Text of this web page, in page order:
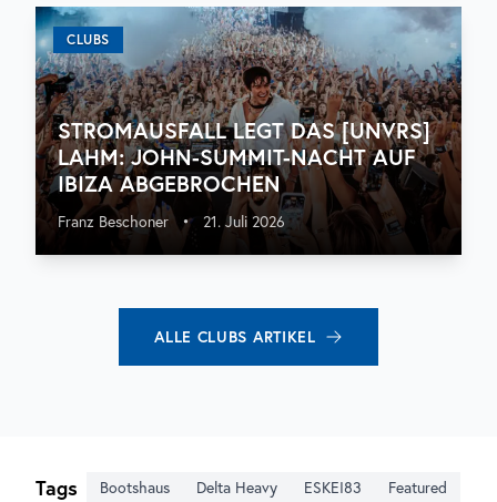
CLUBS
STROMAUSFALL LEGT DAS [UNVRS]
LAHM: JOHN-SUMMIT-NACHT AUF
IBIZA ABGEBROCHEN
Franz Beschoner • 21. Juli 2026
ALLE CLUBS ARTIKEL
Tags Bootshaus Delta Heavy ESKEI83 Featured